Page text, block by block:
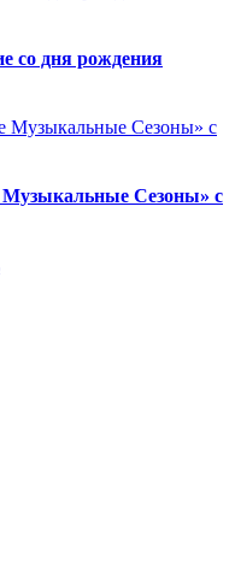
со дня рождения
Музыкальные Сезоны» с